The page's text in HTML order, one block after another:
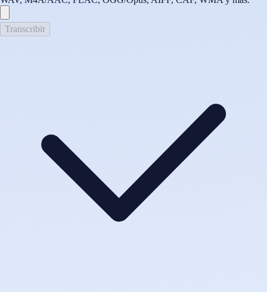
Transcribir